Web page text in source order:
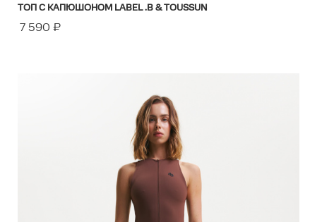
ТОП С КАПЮШОНОМ LABEL .B & TOUSSUN
7 590 ₽